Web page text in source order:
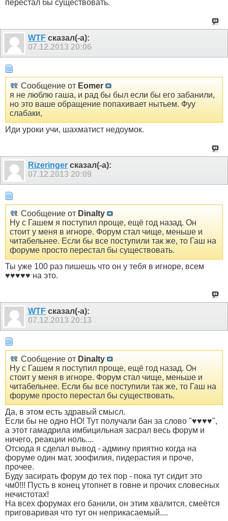
перестал бы существовать.
WTF сказал(-а):
07.12.2013 20:06
Сообщение от Eomer
я не люблю гаша, и рад бы был если бы его забанили,
но это ваше обращение попахивает нытьем. Фуу
слабаки,
Иди уроки учи, шахматист недоумок.
Rizeringer сказал(-а):
07.12.2013 20:09
Сообщение от Dinalty
Ну с Гашем я поступил проще, ещё год назад. Он
стоит у меня в игноре. Форум стал чище, меньше и
читабельнее. Если бы все поступили так же, то Гаш на
форуме просто перестал бы существовать.
Ты уже 100 раз пишешь что он у тебя в игноре, всем
♥♥♥♥♥ на это.
WTF сказал(-а):
07.12.2013 20:13
Сообщение от Dinalty
Ну с Гашем я поступил проще, ещё год назад. Он
стоит у меня в игноре. Форум стал чище, меньше и
читабельнее. Если бы все поступили так же, то Гаш на
форуме просто перестал бы существовать.
Да, в этом есть здравый смысл.
Если бы не одно НО! Тут получали бан за слово "♥♥♥♥",
а этот гамадрила имбицильная засрал весь форум и
ничего, реакции ноль....
Отсюда я сделал вывод - админу приятно когда на
форуме один мат, зоофилия, пидерастия и проче,
прочее.
Буду засирать форум до тех пор - пока тут сидит это
чм0!!! Пусть в конец утопнет в говне и прочих словесных
нечистотах!
На всех форумах его банили, он этим хвалится, смеётся
приговаривая что тут он неприкасаемый....